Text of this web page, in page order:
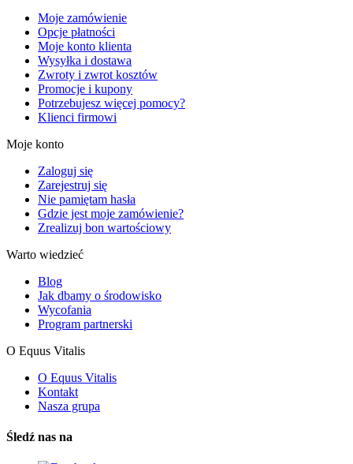
Moje zamówienie
Opcje płatności
Moje konto klienta
Wysyłka i dostawa
Zwroty i zwrot kosztów
Promocje i kupony
Potrzebujesz więcej pomocy?
Klienci firmowi
Moje konto
Zaloguj się
Zarejestruj się
Nie pamiętam hasła
Gdzie jest moje zamówienie?
Zrealizuj bon wartościowy
Warto wiedzieć
Blog
Jak dbamy o środowisko
Wycofania
Program partnerski
O Equus Vitalis
O Equus Vitalis
Kontakt
Nasza grupa
Śledź nas na